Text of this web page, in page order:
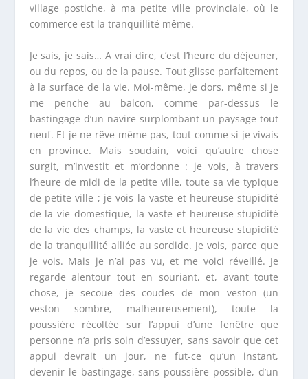
village postiche, à ma petite ville provinciale, où le
commerce est la tranquillité même.
Je sais, je sais… A vrai dire, c’est l’heure du déjeuner,
ou du repos, ou de la pause. Tout glisse parfaitement
à la surface de la vie. Moi-même, je dors, même si je
me penche au balcon, comme par-dessus le
bastingage d’un navire surplombant un paysage tout
neuf. Et je ne rêve même pas, tout comme si je vivais
en province. Mais soudain, voici qu’autre chose
surgit, m’investit et m’ordonne : je vois, à travers
l’heure de midi de la petite ville, toute sa vie typique
de petite ville ; je vois la vaste et heureuse stupidité
de la vie domestique, la vaste et heureuse stupidité
de la vie des champs, la vaste et heureuse stupidité
de la tranquillité alliée au sordide. Je vois, parce que
je vois. Mais je n’ai pas vu, et me voici réveillé. Je
regarde alentour tout en souriant, et, avant toute
chose, je secoue des coudes de mon veston (un
veston sombre, malheureusement), toute la
poussière récoltée sur l’appui d’une fenêtre que
personne n’a pris soin d’essuyer, sans savoir que cet
appui devrait un jour, ne fut-ce qu’un instant,
devenir le bastingage, sans poussière possible, d’un